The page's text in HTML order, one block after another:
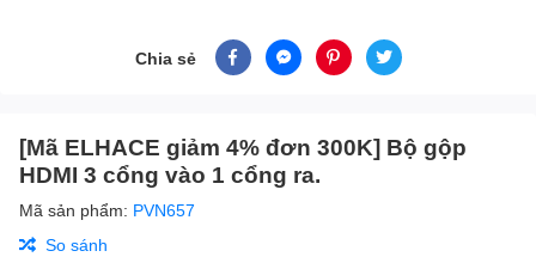
Chia sẻ
[Mã ELHACE giảm 4% đơn 300K] Bộ gộp
HDMI 3 cổng vào 1 cổng ra.
Mã sản phẩm: PVN657
So sánh